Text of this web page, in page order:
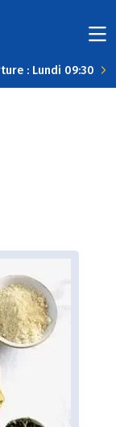
: Lundi 09:30